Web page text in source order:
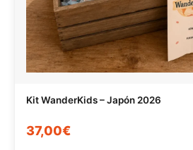
Kit WanderKids – Japón 2026
37,00€